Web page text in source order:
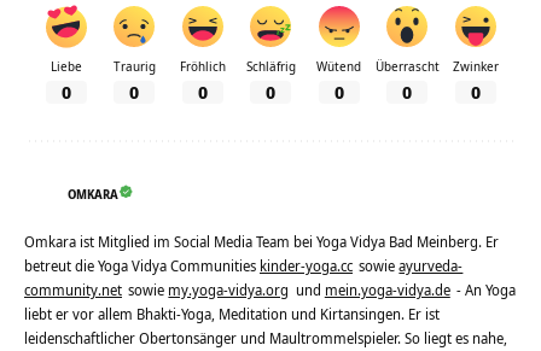
Liebe
0
Traurig
0
Fröhlich
0
Schläfrig
0
Wütend
0
Überrascht
0
Zwinker
0
OMKARA
Omkara ist Mitglied im Social Media Team bei Yoga Vidya Bad Meinberg. Er
betreut die Yoga Vidya Communities kinder-yoga.cc sowieayurveda-
community.net sowie my.yoga-vidya.org und mein.yoga-vidya.de - An Yoga
liebt er vor allem Bhakti-Yoga, Meditation und Kirtansingen. Er ist
leidenschaftlicher Obertonsänger und Maultrommelspieler. So liegt es nahe,